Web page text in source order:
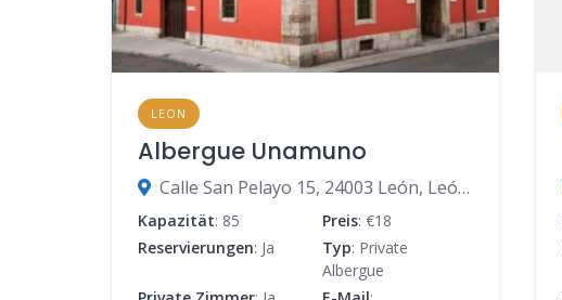
LEON
Albergue Unamuno
Calle San Pelayo 15, 24003 León, León, Spanien
Kapazität: 85 Preis: €18
Reservierungen: Ja Typ: Private
Albergue